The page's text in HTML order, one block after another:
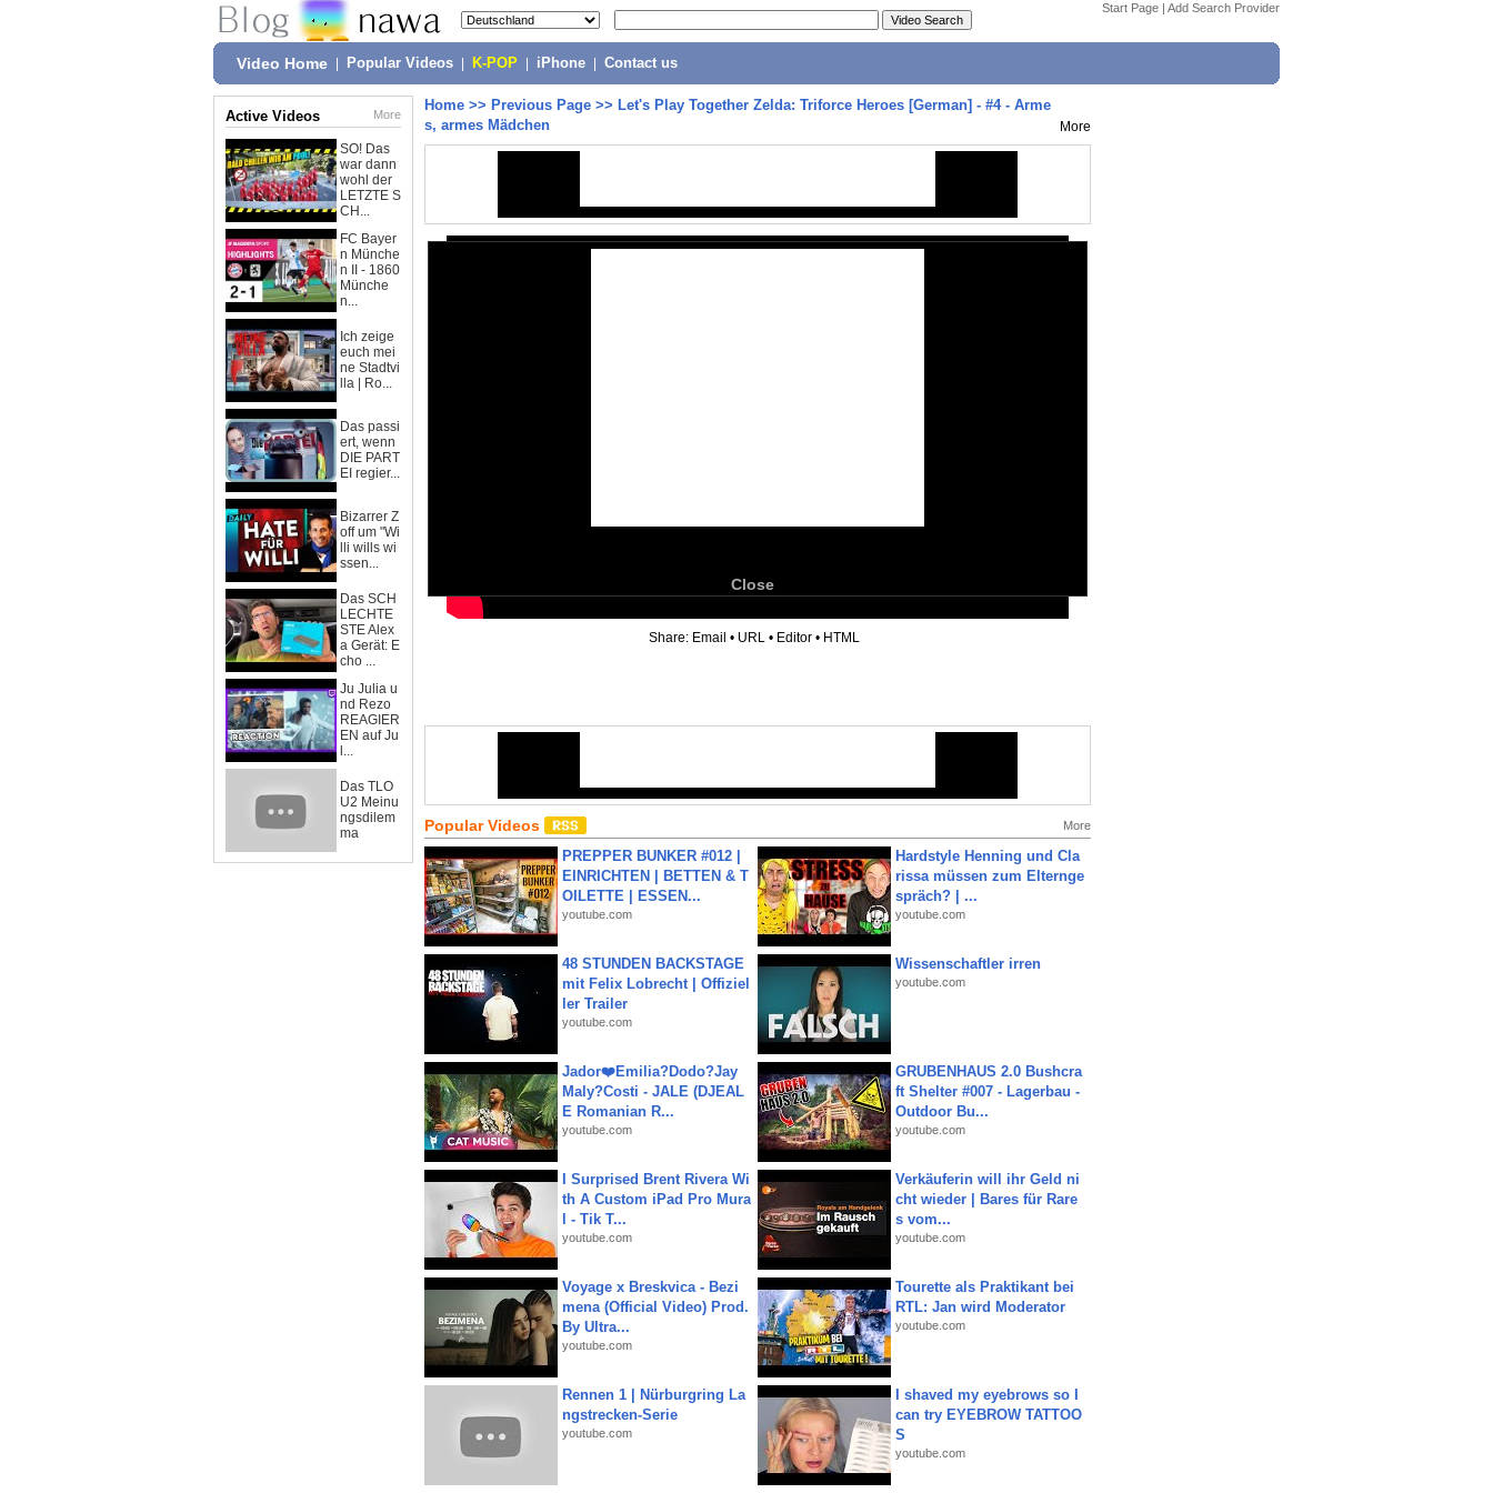
Start Page | Add Search Provider
Video Home Popular Videos K-POP iPhone Contact us
Active Videos More
SO! Das
war dann
wohl der
LETZTE S
CH...
FC Bayer
n Münche
n II - 1860
Münche
n...
Ich zeige
euch mei
ne Stadtvi
lla | Ro...
Das passi
ert, wenn
DIE PART
EI regier...
Bizarrer Z
off um "Wi
lli wills wi
ssen...
Das SCH
LECHTE
STE Alex
a Gerät: E
cho ...
Ju Julia u
nd Rezo
REAGIER
EN auf Ju
l...
Das TLO
U2 Meinu
ngsdilem
ma
Home >> Previous Page >> Let's Play Together Zelda: Triforce Heroes [German] - #4 - Arme
s, armes Mädchen
More
Close
Share: Email • URL • Editor • HTML
Popular Videos More
PREPPER BUNKER #012 |
EINRICHTEN | BETTEN & T
OILETTE | ESSEN...
youtube.com
Hardstyle Henning und Cla
rissa müssen zum Elternge
spräch? | ...
youtube.com
48 STUNDEN BACKSTAGE
mit Felix Lobrecht | Offiziel
ler Trailer
youtube.com
Wissenschaftler irren
youtube.com
Jador❤️Emilia?Dodo?Jay
Maly?Costi - JALE (DJEAL
E Romanian R...
youtube.com
GRUBENHAUS 2.0 Bushcra
ft Shelter #007 - Lagerbau -
Outdoor Bu...
youtube.com
I Surprised Brent Rivera Wi
th A Custom iPad Pro Mura
l - Tik T...
youtube.com
Verkäuferin will ihr Geld ni
cht wieder | Bares für Rare
s vom...
youtube.com
Voyage x Breskvica - Bezi
mena (Official Video) Prod.
By Ultra...
youtube.com
Tourette als Praktikant bei
RTL: Jan wird Moderator
youtube.com
Rennen 1 | Nürburgring La
ngstrecken-Serie
youtube.com
I shaved my eyebrows so I
can try EYEBROW TATTOO
S
youtube.com